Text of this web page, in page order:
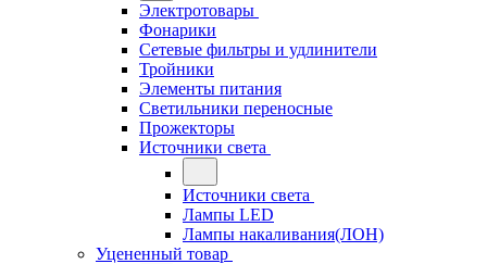
Электротовары
Фонарики
Сетевые фильтры и удлинители
Тройники
Элементы питания
Светильники переносные
Прожекторы
Источники света
Источники света
Лампы LED
Лампы накаливания(ЛОН)
Уцененный товар